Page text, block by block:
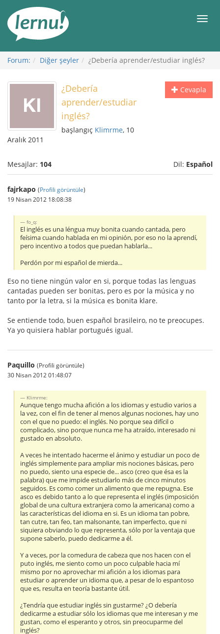
Görüntüleme
Forum: Diğer şeyler ¿Debería aprender/estudiar inglés?
Cevapla
¿Debería
aprender/estudiar
inglés?
başlangıç Klimrme, 10
Aralık 2011
Mesajlar: 104 Dil: Español
fajrkapo (Profili görüntüle)
19 Nisan 2012 18:08:38
fo_q:
El inglés es una léngua muy bonita cuando cantada, pero
feísima cuando hablada en mi opinión, por eso no la aprendí,
pero incentivo a todos que puedan hablarla...
Perdón por mi español de mierda...
Eso no tiene ningún valor en si, porque todas las lenguas
cantadas pueden ser bonitas, pero es por la música y no
tanto por la letra, si la música es bonita klare.
Se entiende todo, buen español brasileiro, no te preocupes.
Ya yo quisiera hablar portugués igual.
Paquillo (Profili görüntüle)
30 Nisan 2012 01:48:07
Klimrme:
Aunque tengo mucha afición a los idiomas y estudio varios a
la vez, con el fin de tener al menos algunas nociones, hay uno
con el que no puedo: el inglés. No porque sea difícil o
complicado, sino porque nunca me ha atraído, interesado ni
gustado en absoluto.
A veces he intentado hacerme el ánimo y estudiar un poco de
inglés simplemente para ampliar mis nociones básicas, pero
no puedo, siento una especie de... asco (creo que ésa es la
palabra) que me impide estudiarlo más de cinco minutos
seguidos. Es como comer un alimento que me repugna. Ese
asco es debido tanto a lo que representa el inglés (imposición
global de una cultura extranjera como la americana) como a
las características del idioma en si. Es un idioma tan pobre,
tan cutre, tan feo, tan malsonante, tan imperfecto, que ni
siquiera obviando lo que representa, sólo por la ventaja que
supone saberlo, puedo dedicarme a él.
Y a veces, por la comedura de cabeza que nos hacen con el
puto inglés, me siento como un poco culpable hacia mí
mismo por no aprovechar mi afición a los idiomas para
estudiar o aprender un idioma que, a pesar de lo espantoso
que es, resulta en teoría bastante útil.
¿Tendría que estudiar inglés sin gustarme? ¿O debería
dedicarme a estudiar sólo los idiomas que me interesan y me
gustan, como el esperanto y otros, sin preocuparme del
inglés?